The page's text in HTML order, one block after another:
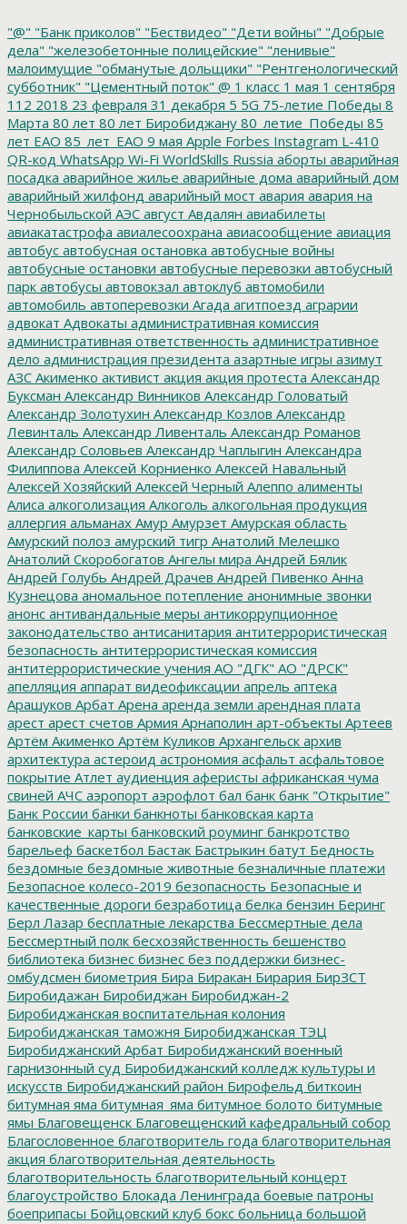
"@" "Банк приколов" "Бествидео" "Дети войны" "Добрые
дела" "железобетонные полицейские" "ленивые"
малоимущие "обманутые дольщики" "Рентгенологический
субботник" "Цементный поток" @ 1 класс 1 мая 1 сентября
112 2018 23 февраля 31 декабря 5 5G 75-летие Победы 8
Марта 80 лет 80 лет Биробиджану 80_летие_Победы 85
лет ЕАО 85_лет_ЕАО 9 мая Apple Forbes Instagram L-410
QR-код WhatsApp Wi-Fi WorldSkills Russia аборты аварийная
посадка аварийное жилье аварийные дома аварийный дом
аварийный жилфонд аварийный мост авария авария на
Чернобыльской АЭС август Авдалян авиабилеты
авиакатастрофа авиалесоохрана авиасообщение авиация
автобус автобусная остановка автобусные войны
автобусные остановки автобусные перевозки автобусный
парк автобусы автовокзал автоклуб автомобили
автомобиль автоперевозки Агада агитпоезд аграрии
адвокат Адвокаты административная комиссия
административная ответственность административное
дело администрация президента азартные игры азимут
АЗС Акименко активист акция акция протеста Александр
Буксман Александр Винников Александр Головатый
Александр Золотухин Александр Козлов Александр
Левинталь Александр Ливенталь Александр Романов
Александр Соловьев Александр Чаплыгин Александра
Филиппова Алексей Корниенко Алексей Навальный
Алексей Хозяйский Алексей Черный Алеппо алименты
Алиса алкоголизация Алкоголь алкогольная продукция
аллергия альманах Амур Амурзет Амурская область
Амурский полоз амурский тигр Анатолий Мелешко
Анатолий Скоробогатов Ангелы мира Андрей Бялик
Андрей Голубь Андрей Драчев Андрей Пивенко Анна
Кузнецова аномальное потепление анонимные звонки
анонс антивандальные меры антикоррупционное
законодательство антисанитария антитеррористическая
безопасность антитеррористическая комиссия
антитеррористические учения АО "ДГК" АО "ДРСК"
апелляция аппарат видеофиксации апрель аптека
Арашуков Арбат Арена аренда земли арендная плата
арест арест счетов Армия Арнаполин арт-объекты Артеев
Артём Акименко Артём Куликов Архангельск архив
архитектура астероид астрономия асфальт асфальтовое
покрытие Атлет аудиенция аферисты африканская чума
свиней АЧС аэропорт аэрофлот бал банк банк "Открытие"
Банк России банки банкноты банковская карта
банковские_карты банковский роуминг банкротство
барельеф баскетбол Бастак Бастрыкин батут Бедность
бездомные бездомные животные безналичные платежи
Безопасное колесо-2019 безопасность Безопасные и
качественные дороги безработица белка бензин Беринг
Берл Лазар бесплатные лекарства Бессмертные дела
Бессмертный полк бесхозяйственность бешенство
библиотека бизнес бизнес без поддержки бизнес-
омбудсмен биометрия Бира Биракан Бирария БирЗСТ
Биробидажан Биробиджан Биробиджан-2
Биробиджанская воспитательная колония
Биробиджанская таможня Биробиджанская ТЭЦ
Биробиджанский Арбат Биробиджанский военный
гарнизонный суд Биробиджанский колледж культуры и
искусств Биробиджанский район Бирофельд биткоин
битумная яма битумная_яма битумное болото битумные
ямы Благовещенск Благовещенский кафедральный собор
Благословенное благотворитель года благотворительная
акция благотворительная деятельность
благотворительность благотворительный концерт
благоустройство Блокада Ленинграда боевые патроны
боеприпасы Бойцовский клуб бокс больница большой